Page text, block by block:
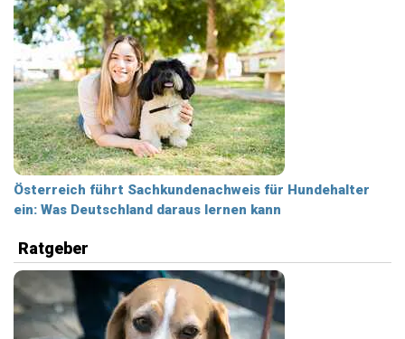
Österreich führt Sachkundenachweis für Hundehalter
ein: Was Deutschland daraus lernen kann
Ratgeber